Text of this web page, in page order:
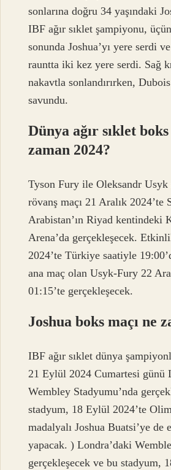
sonlarına doğru 34 yaşındaki
IBF ağır sıklet şampiyonu,
sonunda Joshua’yı yere serdi
rauntta iki kez yere serdi. Sağ
nakavtla sonlandırırken,
savundu.
Dünya ağır sıklet boks
zaman 2024?
Tyson Fury ile Oleksandr Usyk
rövanş maçı 21 Aralık 2024’te
Arabistan’ın Riyad kentindeki
Arena’da gerçekleşecek.
2024’te Türkiye saatiyle
ana maç olan Usyk-Fury 22
01:15’te gerçekleşecek.
Joshua boks maçı ne
IBF ağır sıklet dünya
21 Eylül 2024 Cumartesi günü
Wembley Stadyumu’nda
stadyum, 18 Eylül 2024’te
madalyalı Joshua Buatsi’ye de
yapacak. ) Londra’daki
gerçekleşecek ve bu stadyum,